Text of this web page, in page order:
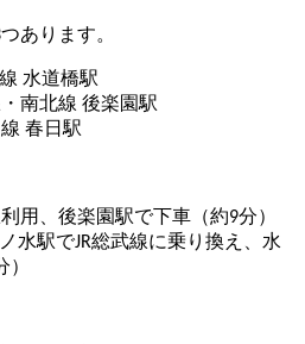
あります。
水道橋駅
南北線 後楽園駅
春日駅
用、後楽園駅で下車（約9分）
水駅でJR総武線に乗り換え、水